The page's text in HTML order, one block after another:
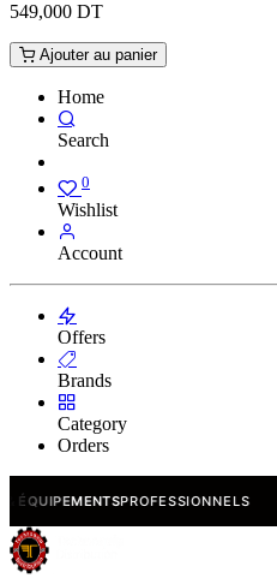
549,000 DT
Ajouter au panier
Home
Search
0
Wishlist
Account
Offers
Brands
Category
Orders
PROFESSIONNELS